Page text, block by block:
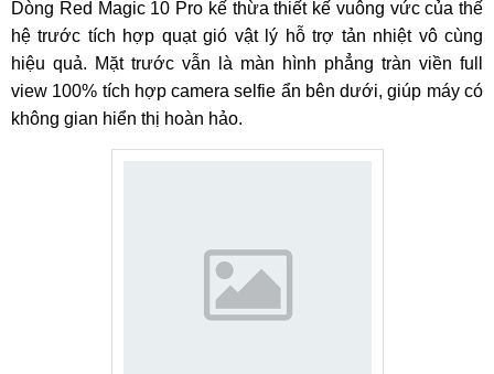
Dòng Red Magic 10 Pro kế thừa thiết kế vuông vức của thế
hệ trước tích hợp quạt gió vật lý hỗ trợ tản nhiệt vô cùng
hiệu quả. Mặt trước vẫn là màn hình phẳng tràn viền full
view 100% tích hợp camera selfie ẩn bên dưới, giúp máy có
không gian hiển thị hoàn hảo.